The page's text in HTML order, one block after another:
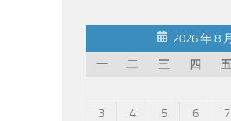
2026 年 8
一
二 三 四
3
4 5 6 7